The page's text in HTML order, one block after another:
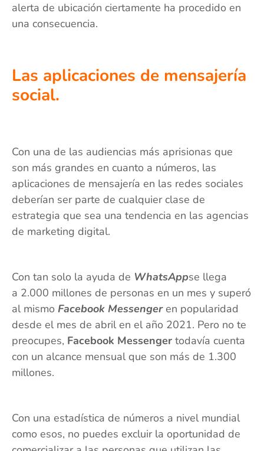
alerta de ubicación ciertamente ha procedido en
una consecuencia.
Las aplicaciones de mensajería
social.
Con una de las audiencias más aprisionas que
son más grandes en cuanto a números, las
aplicaciones de mensajería en las redes sociales
deberían ser parte de cualquier clase de
estrategia que sea una tendencia en las agencias
de marketing digital.
Con tan solo la ayuda de WhatsAppse llega
a 2.000 millones de personas en un mes y superó
al mismo Facebook Messengeren popularidad
desde el mes de abril en el año 2021. Pero no te
preocupes, Facebook Messenger todavía cuenta
con un alcance mensual que son más de 1.300
millones.
Con una estadística de números a nivel mundial
como esos, no puedes excluir la oportunidad de